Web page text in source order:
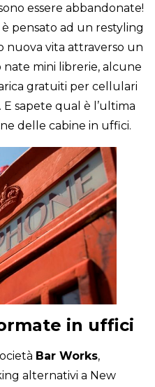
essere abbandonate!
pensato ad un restyling
nuova vita attraverso un
mini librerie, alcune
gratuiti per cellulari
sapete qual è l’ultima
delle cabine in uffici.
in uffici
Bar Works,
alternativi a New